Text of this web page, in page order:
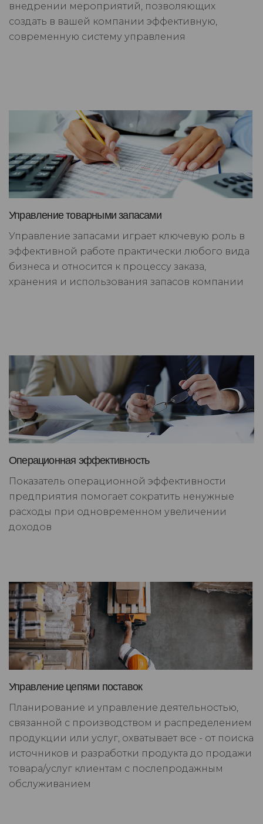
внедрении мероприятий, позволяющих
создать в вашей компании эффективную,
современную систему управления
Управление товарными запасами
Управление запасами играет ключевую роль в
эффективной работе практически любого вида
бизнеса и относится к процессу заказа,
хранения и использования запасов компании
Операционная эффективность
Показатель операционной эффективности
предприятия помогает сократить ненужные
расходы при одновременном увеличении
доходов
Управление цепями поставок
Планирование и управление деятельностью,
связанной с производством и распределением
продукции или услуг, охватывает все - от поиска
источников и разработки продукта до продажи
товара/услуг клиентам с послепродажным
обслуживанием